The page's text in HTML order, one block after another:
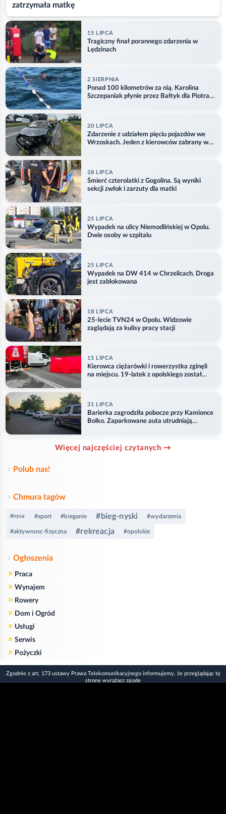
zatrzymała matkę
15 LIPCA
Tragiczny finał porannego zdarzenia w
Lędzinach
2 SIERPNIA
Ponad 100 kilometrów za nią. Karolina
Szczepaniak płynie przez Bałtyk dla Piotra.
20 LIPCA
Zdarzenie z udziałem pięciu pojazdów we
Wrzoskach. Jeden z kierowców zabrany w
28 LIPCA
Śmierć czterolatki z Gogolina. Są wyniki
sekcji zwłok i zarzuty dla matki
25 LIPCA
Wypadek na ulicy Niemodlińskiej w Opolu.
Dwie osoby w szpitalu
25 LIPCA
Wypadek na DW 414 w Chrzelicach. Droga
jest zablokowana
18 LIPCA
25-lecie TVN24 w Opolu. Widzowie
zaglądają za kulisy pracy stacji
15 LIPCA
Kierowca ciężarówki i rowerzystka zginęli
na miejscu. 19-latek z opolskiego został
31 LIPCA
Barierka zagrodziła pobocze przy Kamionce
Bolko. Zaparkowane auta utrudniają
Więcej najczęściej czytanych →
Polub nas!
Chmura tagów
#nysa #sport #bieganie #bieg-nyski #wydarzenia
#aktywnosc-fizyczna #rekreacja #opolskie
Ogłoszenia
» Praca
» Wynajem
» Rowery
» Dom i Ogród
» Usługi
» Serwis
» Pożyczki
Zgodnie z art. 173 ustawy Prawa Telekomunikacyjnego informujemy, że przeglądając tę
stronę wyrażasz zgodę